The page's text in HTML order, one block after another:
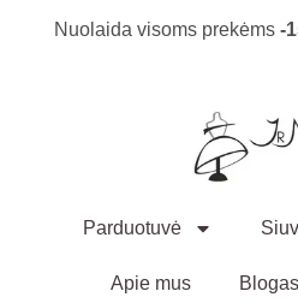
Nuolaida visoms prekėms -
Parduotuvė
Apie mus Blogas
"Pikaso"